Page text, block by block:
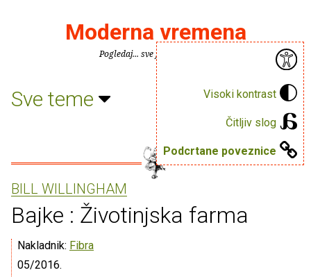
Visoki kontrast
Čitljiv slog
Podcrtane poveznice
Moderna vremena
Pogledaj... sve je puno knjiga.
Sve teme
BILL WILLINGHAM
Bajke : Životinjska farma
Nakladnik: Fibra
05/2016.